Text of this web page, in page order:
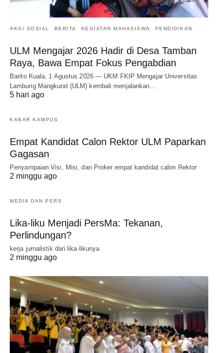
AKSI SOSIAL BERITA KEGIATAN MAHASISWA PENDIDIKAN
ULM Mengajar 2026 Hadir di Desa Tamban
Raya, Bawa Empat Fokus Pengabdian
Barito Kuala, 1 Agustus 2026 — UKM FKIP Mengajar Universitas
Lambung Mangkurat (ULM) kembali menjalankan…
5 hari ago
KABAR KAMPUS
Empat Kandidat Calon Rektor ULM Paparkan
Gagasan
Penyampaian Visi, Misi, dan Proker empat kandidat calon Rektor
2 minggu ago
MEDIA DAN PERS
Lika-liku Menjadi PersMa: Tekanan,
Perlindungan?
kerja jurnalistik dan lika-likunya
2 minggu ago